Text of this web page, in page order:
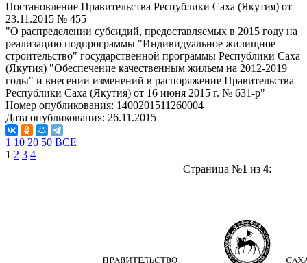
Постановление Правительства Республики Саха (Якутия) от
23.11.2015 № 455
"О распределении субсидий, предоставляемых в 2015 году на
реализацию подпрограммы "Индивидуальное жилищное
строительство" государственной программы Республики Саха
(Якутия) "Обеспечение качественным жильем на 2012-2019
годы" и внесении изменений в распоряжение Правительства
Республики Саха (Якутия) от 16 июня 2015 г. № 631-р"
Номер опубликования: 1400201511260004
Дата опубликования: 26.11.2015
1 10 20 50 ВСЕ
1 2 3 4
Страница №1 из 4: